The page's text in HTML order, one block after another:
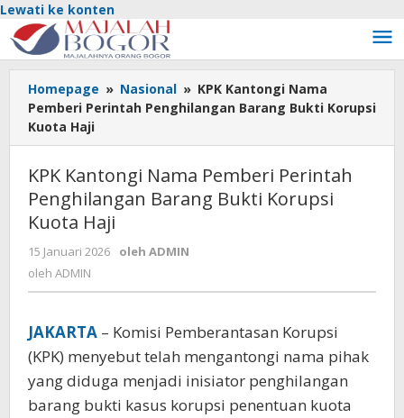
Lewati ke konten
Homepage » Nasional » KPK Kantongi Nama
Pemberi Perintah Penghilangan Barang Bukti Korupsi
Kuota Haji
KPK Kantongi Nama Pemberi Perintah
Penghilangan Barang Bukti Korupsi
Kuota Haji
15 Januari 2026 oleh ADMIN
oleh ADMIN
JAKARTA – Komisi Pemberantasan Korupsi
(KPK) menyebut telah mengantongi nama pihak
yang diduga menjadi inisiator penghilangan
barang bukti kasus korupsi penentuan kuota